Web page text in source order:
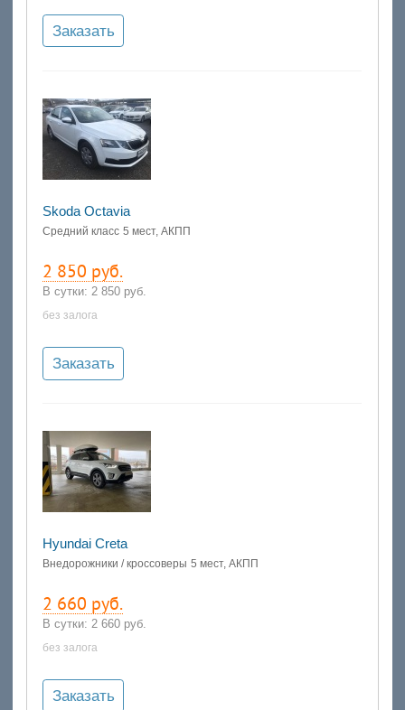
Заказать
Skoda Octavia
Средний класс 5 мест, АКПП
2 850 руб.
В сутки:2 850 руб.
без залога
Заказать
Hyundai Creta
Внедорожники / кроссоверы 5 мест, АКПП
2 660 руб.
В сутки:2 660 руб.
без залога
Заказать